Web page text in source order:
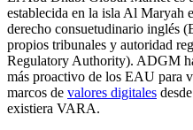
establecida en la isla Al Maryah
derecho consuetudinario inglés
propios tribunales y autoridad
Regulatory Authority). ADGM
más proactivo de los EAU para
marcos de valores digitales
existiera VARA.